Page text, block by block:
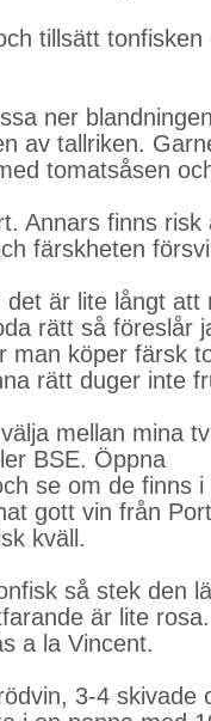
tillsätt
ner
av tallriken.
tomatsåsen
Annars finns risk
färskheten
det är lite långt att
rätt så föreslår
man köper färsk
rätt duger inte
mellan mina
BSE. Öppna
se om de finns
gott vin från
kväll.
så stek den
är lite
a la Vincent.
3-4 skivade